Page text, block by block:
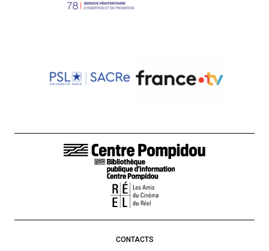
LIENS DE BAS DE PAGE
CONTACTS